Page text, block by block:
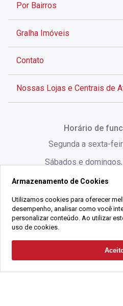
Solicitar
Por Bairros
Gralha Imóveis
Contato
Nossas Lojas e Centrais de
Rua Lauro Linhares, 1080 -
SC
(48) 3220-1045
Alameda César Nascimento,
Jurerê, - Florianópolis - SC
Horário de
Segunda a sexta-
Sábados e
2021 Copyright - Gralha Imóveis
CNPJ:
Armazenamento de Cookies
Utilizamos cookies para oferecer
desempenho, analisar como você
personalizar conteúdo. Ao utilizar
uso de cookies.